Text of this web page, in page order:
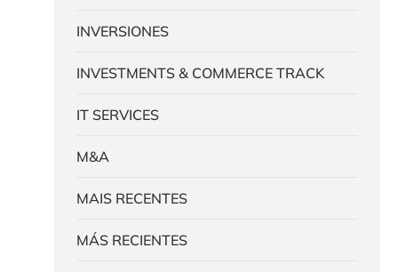
INVERSIONES
INVESTMENTS & COMMERCE TRACK
IT SERVICES
M&A
MAIS RECENTES
MÁS RECIENTES